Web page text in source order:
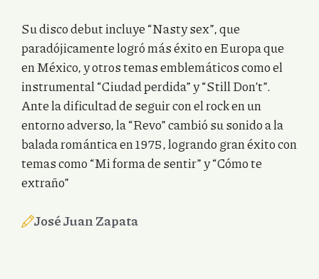
Su disco debut incluye “Nasty sex”, que
paradójicamente logró más éxito en Europa que
en México, y otros temas emblemáticos como el
instrumental “Ciudad perdida” y “Still Don’t”.
Ante la dificultad de seguir con el rock en un
entorno adverso, la “Revo” cambió su sonido a la
balada romántica en 1975, logrando gran éxito con
temas como “Mi forma de sentir” y “Cómo te
extraño”
José Juan Zapata